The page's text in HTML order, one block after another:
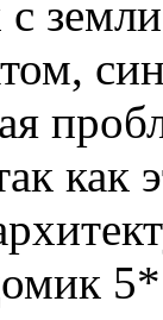
как